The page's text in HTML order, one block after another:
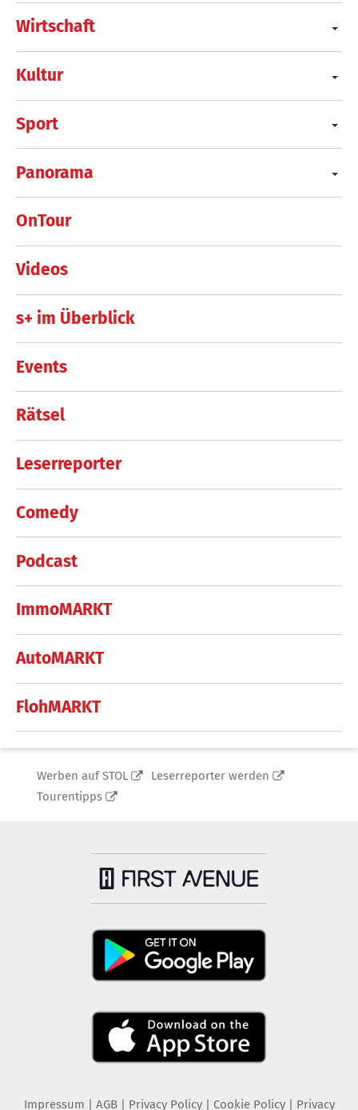
Wirtschaft
Kultur
Sport
Panorama
OnTour
Videos
s+ im Überblick
Events
Rätsel
Leserreporter
Comedy
Podcast
ImmoMARKT
AutoMARKT
FlohMARKT
Werben auf STOL
Leserreporter werden
Tourentipps
Impressum AGB Privacy Policy| Cookie Policy| Privacy